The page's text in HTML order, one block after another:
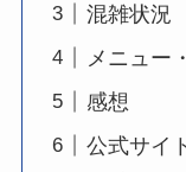
混雑状況
メニュー
感想
公式サイ